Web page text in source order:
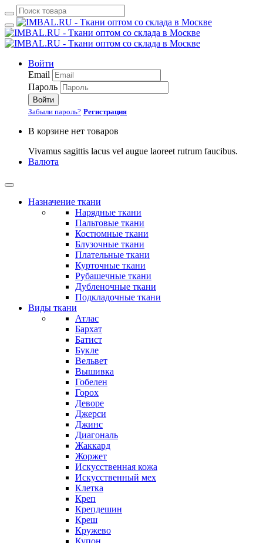
Войти
Email
Пароль
Войти
Забыли пароль? Регистрация
В корзине нет товаров
Vivamus sagittis lacus vel augue laoreet rutrum faucibus.
Валюта
Назначение ткани
Нарядные ткани
Пальтовые ткани
Костюмные ткани
Блузочные ткани
Плательные ткани
Курточные ткани
Рубашечные ткани
Дубленочные ткани
Подкладочные ткани
Виды ткани
Атлас
Бархат
Батист
Букле
Вельвет
Вышивка
Гобелен
Горох
Деворе
Джерси
Джинс
Диагональ
Жаккард
Жоржет
Искусственная кожа
Искусственный мех
Клетка
Креп
Крепдешин
Креш
Кружево
Купон